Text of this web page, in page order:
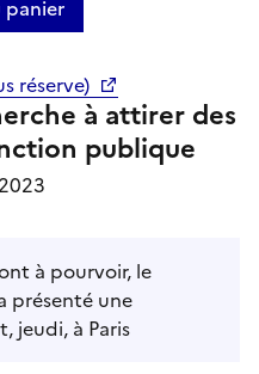
réserve)
à attirer des
publique
à pourvoir, le
présenté une
jeudi, à Paris